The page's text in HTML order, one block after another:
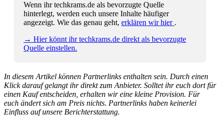
Wenn ihr techkrams.de als bevorzugte Quelle
hinterlegt, werden euch unsere Inhalte häufiger
angezeigt. Wie das genau geht, erklären wir hier .
→ Hier könnt ihr techkrams.de direkt als bevorzugte
Quelle einstellen.
In diesem Artikel können Partnerlinks enthalten sein. Durch einen
Klick darauf gelangt ihr direkt zum Anbieter. Solltet ihr euch dort für
einen Kauf entscheiden, erhalten wir eine kleine Provision. Für
euch ändert sich am Preis nichts. Partnerlinks haben keinerlei
Einfluss auf unsere Berichterstattung.